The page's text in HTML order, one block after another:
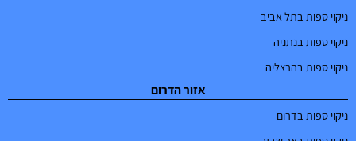
ניקוי ספות בתל אביב
ניקוי ספות בנתניה
ניקוי ספות בהרצליה
אזור הדרום
ניקוי ספות בדרום